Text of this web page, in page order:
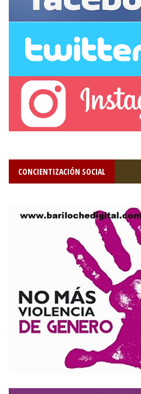
CONCIENTIZACIÓN SOCIAL